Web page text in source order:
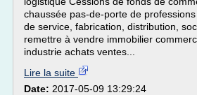
chaussée pas-de-porte de
de service, fabrication, distribution,
remettre à vendre immobilier
industrie achats ventes...
Lire la suite
Date: 2017-05-09 13:29:24